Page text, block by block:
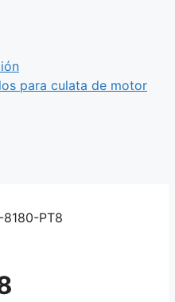
para culata de motor
8180-PT8